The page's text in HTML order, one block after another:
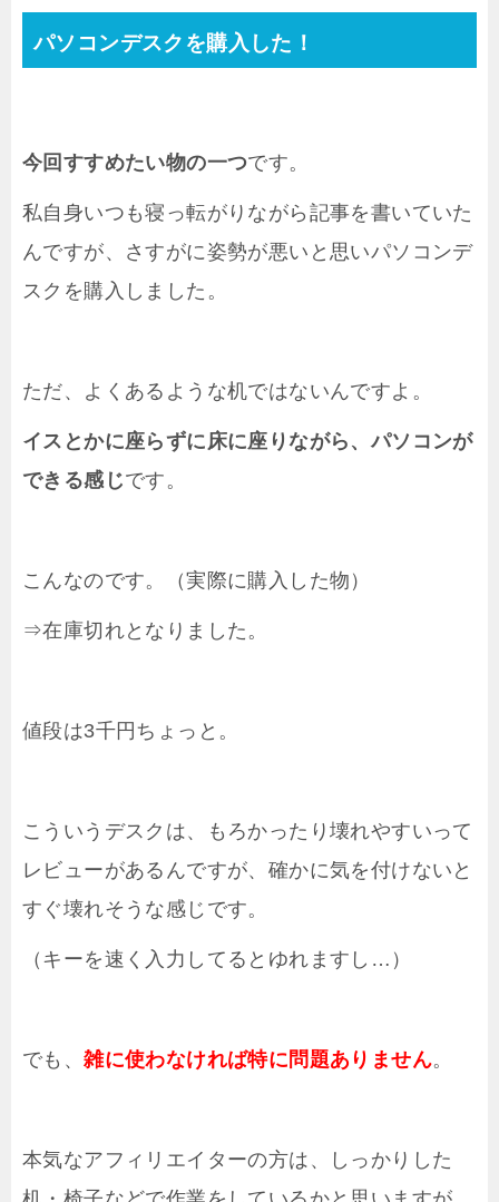
パソコンデスクを購入した！
今回すすめたい物の一つです。
私自身いつも寝っ転がりながら記事を書いていた
んですが、さすがに姿勢が悪いと思いパソコンデ
スクを購入しました。
ただ、よくあるような机ではないんですよ。
イスとかに座らずに床に座りながら、パソコンが
できる感じです。
こんなのです。（実際に購入した物）
⇒在庫切れとなりました。
値段は3千円ちょっと。
こういうデスクは、もろかったり壊れやすいって
レビューがあるんですが、確かに気を付けないと
すぐ壊れそうな感じです。
（キーを速く入力してるとゆれますし…）
でも、雑に使わなければ特に問題ありません。
本気なアフィリエイターの方は、しっかりした